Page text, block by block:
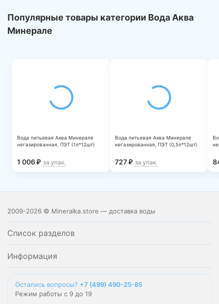
Популярные товары категории Вода Аква
Минерале
Вода питьевая Аква Минерале
негазированная, ПЭТ (1л*12шт)
1 006₽ за упак.
Вода питьевая Аква Минерале
негазированная, ПЭТ (0,5л*12шт)
727₽ за упак.
2009-2026 © Mineralka.store — доставка воды
Список разделов
Информация
Остались вопросы? +7 (499) 490-25-85
Режим работы с 9 до 19